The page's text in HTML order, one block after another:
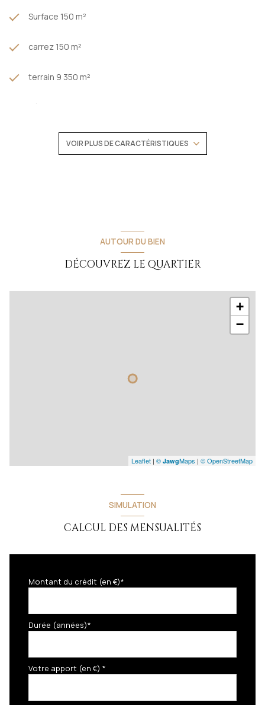
Surface 150 m²
carrez 150 m²
terrain 9 350 m²
Chauffage individuel : autre (autre)
1 garage(s)
VOIR PLUS DE CARACTÉRISTIQUES
AUTOUR DU BIEN
DÉCOUVREZ LE QUARTIER
+
−
Leaflet | © JawgMaps | © OpenStreetMap
SIMULATION
CALCUL DES MENSUALITÉS
Montant du crédit (en €)*
Durée (années)*
Votre apport (en €) *